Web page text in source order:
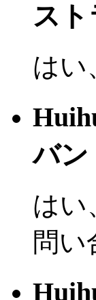
ス
はい
バン
はい
問い